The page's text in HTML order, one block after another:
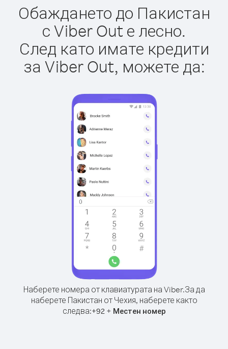
Обаждането до Пакистан
с Viber Out е лесно.
След като имате кредити
за Viber Out, можете да:
Наберете номера от клавиатурата на Viber.За да
наберете Пакистан от Чехия, наберете както
следва:+92+ Местен номер